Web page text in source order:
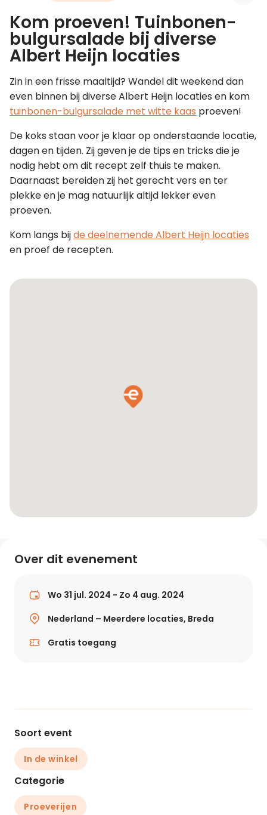
Leer koken als een chef
Kooktips & blogs
Kom proeven! Tuinbonen-
bulgursalade bij diverse
Albert Heijn locaties
Zin in een frisse maaltijd? Wandel dit weekend dan
even binnen bij diverse Albert Heijn locaties en kom
tuinbonen-bulgursalade met witte kaas proeven!
De koks staan voor je klaar op onderstaande locatie,
dagen en tijden. Zij geven je de tips en tricks die je
nodig hebt om dit recept zelf thuis te maken.
Daarnaast bereiden zij het gerecht vers en ter
plekke en je mag natuurlijk altijd lekker even
proeven.
Kom langs bijde deelnemende Albert Heijn locaties
en proef de recepten.
Over dit evenement
Wo 31 jul. 2024 - Zo 4 aug. 2024
Nederland – Meerdere locaties, Breda
Gratis toegang
Soort event
In de winkel
Categorie
Proeverijen